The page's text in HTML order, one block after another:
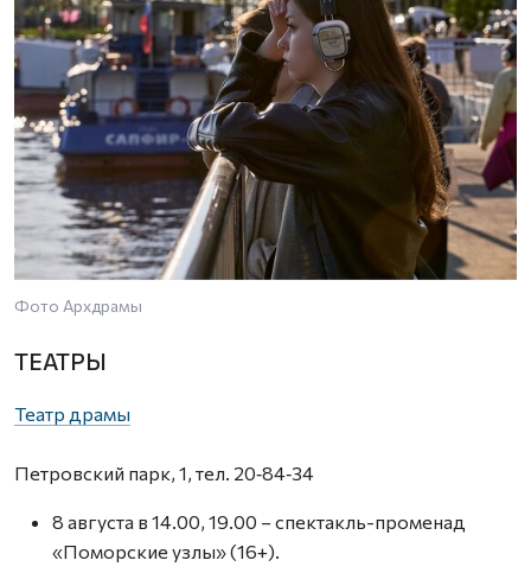
Фото Архдрамы
ТЕАТРЫ
Театр драмы
Петровский парк, 1, тел. 20‑84‑34
8 августа в 14.00, 19.00 – спектакль-променад
«Поморские узлы» (16+).